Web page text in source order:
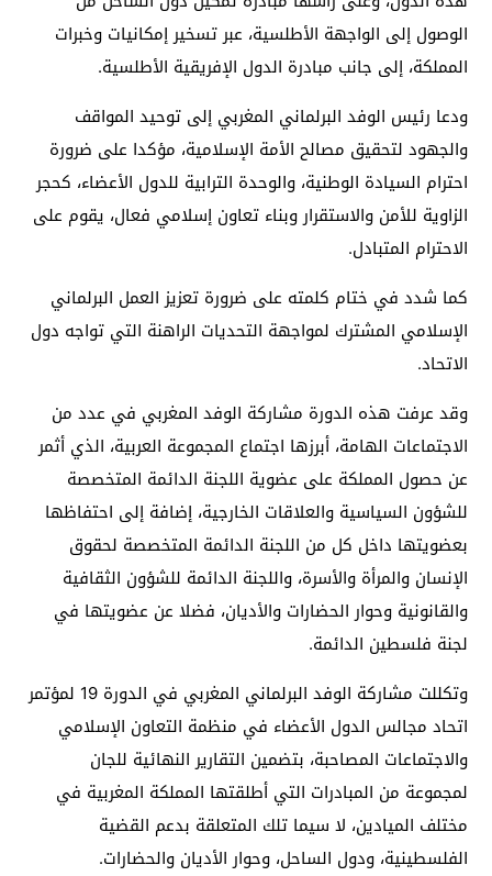
الوصول إلى الواجهة الأطلسية، عبر تسخير إمكانيات وخبرات
المملكة، إلى جانب مبادرة الدول الإفريقية الأطلسية.
ودعا رئيس الوفد البرلماني المغربي إلى توحيد المواقف
والجهود لتحقيق مصالح الأمة الإسلامية، مؤكدا على ضرورة
احترام السيادة الوطنية، والوحدة الترابية للدول الأعضاء، كحجر
الزاوية للأمن والاستقرار وبناء تعاون إسلامي فعال، يقوم على
الاحترام المتبادل.
كما شدد في ختام كلمته على ضرورة تعزيز العمل البرلماني
الإسلامي المشترك لمواجهة التحديات الراهنة التي تواجه دول
الاتحاد.
وقد عرفت هذه الدورة مشاركة الوفد المغربي في عدد من
الاجتماعات الهامة، أبرزها اجتماع المجموعة العربية، الذي أثمر
عن حصول المملكة على عضوية اللجنة الدائمة المتخصصة
للشؤون السياسية والعلاقات الخارجية، إضافة إلى احتفاظها
بعضويتها داخل كل من اللجنة الدائمة المتخصصة لحقوق
الإنسان والمرأة والأسرة، واللجنة الدائمة للشؤون الثقافية
والقانونية وحوار الحضارات والأديان، فضلا عن عضويتها في
لجنة فلسطين الدائمة.
وتكللت مشاركة الوفد البرلماني المغربي في الدورة 19 لمؤتمر
اتحاد مجالس الدول الأعضاء في منظمة التعاون الإسلامي
والاجتماعات المصاحبة، بتضمين التقارير النهائية للجان
لمجموعة من المبادرات التي أطلقتها المملكة المغربية في
مختلف الميادين، لا سيما تلك المتعلقة بدعم القضية
الفلسطينية، ودول الساحل، وحوار الأديان والحضارات.